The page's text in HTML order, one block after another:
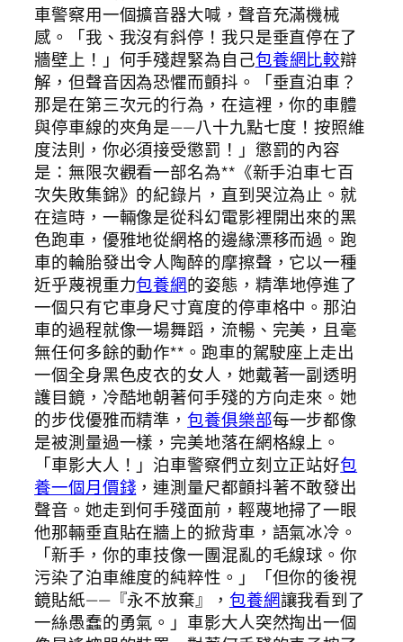
車警察用一個擴音器大喊，聲音充滿機械
感。「我、我沒有斜停！我只是垂直停在了
牆壁上！」何手殘趕緊為自己包養網比較辯
解，但聲音因為恐懼而顫抖。「垂直泊車？
那是在第三次元的行為，在這裡，你的車體
與停車線的夾角是——八十九點七度！按照維
度法則，你必須接受懲罰！」懲罰的內容
是：無限次觀看一部名為**《新手泊車七百
次失敗集錦》的紀錄片，直到哭泣為止。就
在這時，一輛像是從科幻電影裡開出來的黑
色跑車，優雅地從網格的邊緣漂移而過。跑
車的輪胎發出令人陶醉的摩擦聲，它以一種
近乎蔑視重力包養網的姿態，精準地停進了
一個只有它車身尺寸寬度的停車格中。那泊
車的過程就像一場舞蹈，流暢、完美，且毫
無任何多餘的動作**。跑車的駕駛座上走出
一個全身黑色皮衣的女人，她戴著一副透明
護目鏡，冷酷地朝著何手殘的方向走來。她
的步伐優雅而精準，包養俱樂部每一步都像
是被測量過一樣，完美地落在網格線上。
「車影大人！」泊車警察們立刻立正站好包
養一個月價錢 ，連測量尺都顫抖著不敢發出
聲音。她走到何手殘面前，輕蔑地掃了一眼
他那輛垂直貼在牆上的掀背車，語氣冰冷。
「新手，你的車技像一團混亂的毛線球。你
污染了泊車維度的純粹性。」「但你的後視
鏡貼紙——『永不放棄』， 包養網讓我看到了
一絲愚蠢的勇氣。」車影大人突然掏出一個